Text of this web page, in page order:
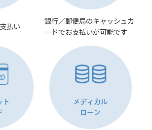
払い
銀行／郵便局のキャッシュカ
ードでお支払いが可能です
ト
メディカル
ローン